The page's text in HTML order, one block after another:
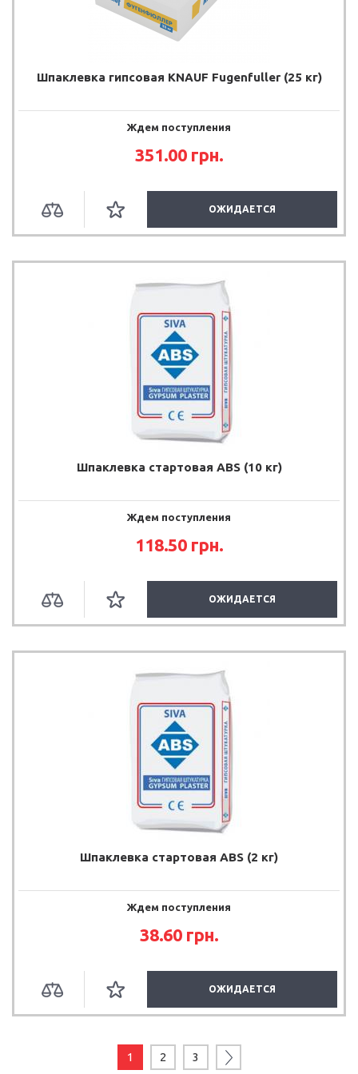
Шпаклевка гипсовая KNAUF Fugenfuller (25 кг)
Ждем поступления
351.00 грн.
ОЖИДАЕТСЯ
Шпаклевка стартовая ABS (10 кг)
Ждем поступления
118.50 грн.
ОЖИДАЕТСЯ
Шпаклевка стартовая ABS (2 кг)
Ждем поступления
38.60 грн.
ОЖИДАЕТСЯ
1 2 3